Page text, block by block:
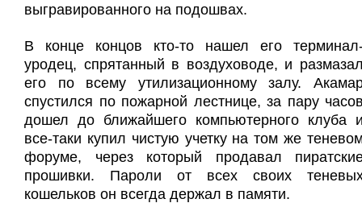
выгравированного на подошвах.
В конце концов кто-то нашел его
уродец, спрятанный в воздуховоде, и
его по всему утилизационному залу.
спустился по пожарной лестнице, за пару
дошел до ближайшего компьютерного клуба
все-таки купил чистую учетку на том же
форуме, через который продавал
прошивки. Пароли от всех своих
кошельков он всегда держал в памяти.